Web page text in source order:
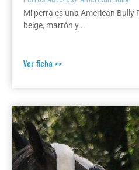
Mi perra es una American Bully
beige, marrón y...
Ver ficha >>